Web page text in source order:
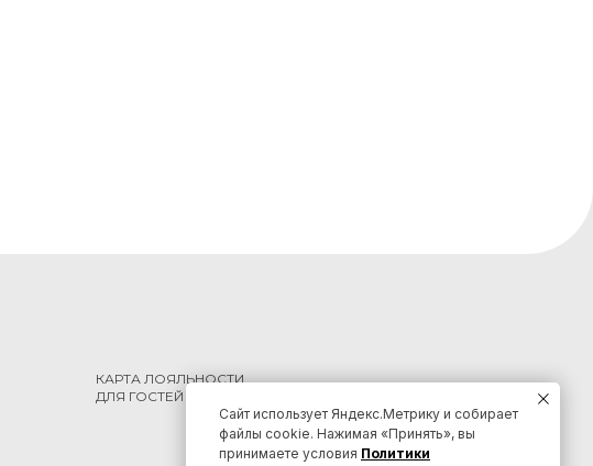
КАРТА ЛОЯЛЬНОСТИ
ДЛЯ ГОСТЕЙ КРАЯ
Сайт использует Яндекс.Метрику и собирает
файлы cookie. Нажимая «Принять», вы
принимаете условия Политики